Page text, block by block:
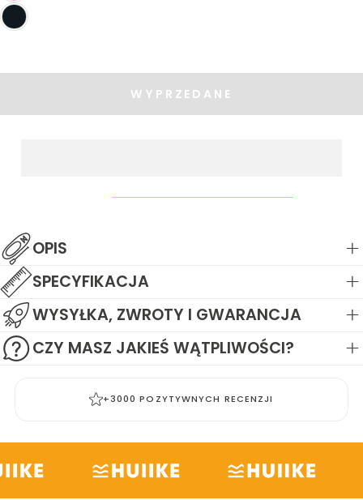
WYPRZEDANE
OPIS
SPECYFIKACJA
WYSYŁKA, ZWROTY I GWARANCJA
CZY MASZ JAKIEŚ WĄTPLIWOŚCI?
ZERO